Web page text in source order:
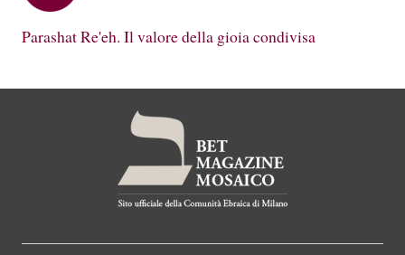
Parashat Re'eh. Il valore della gioia condivisa